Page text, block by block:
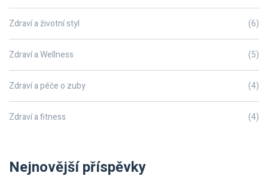
Zdraví a životní styl (6)
Zdraví a Wellness (5)
Zdraví a péče o zuby (4)
Zdraví a fitness (4)
Nejnovější příspěvky